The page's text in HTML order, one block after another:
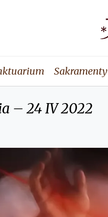
Sakramenty
– 24 IV 2022